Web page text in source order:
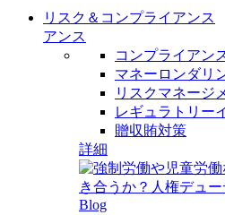
リスク＆コンプライアンス
アンス
コンプライアン
マネーロンダリ
リスクマネージ
レギュラトリー
贈収賄対策
詳細
Blog